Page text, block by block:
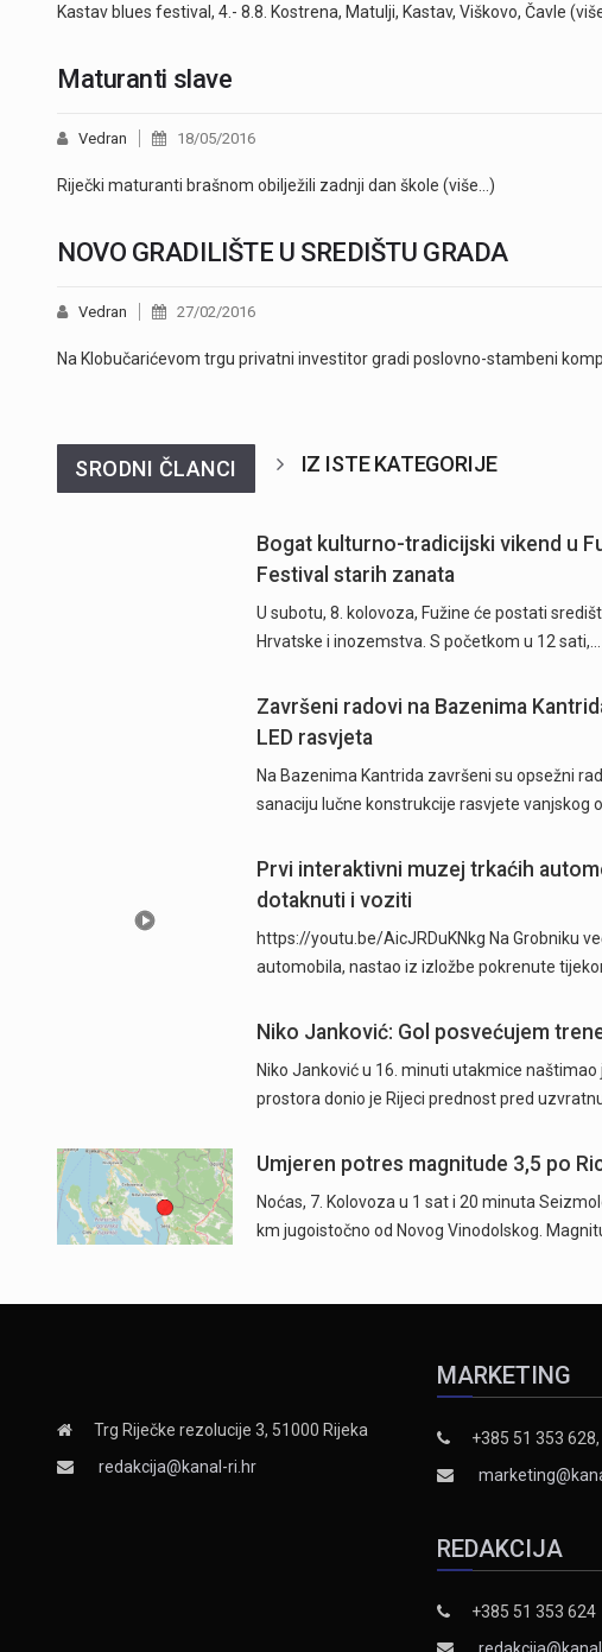
Kastav blues festival, 4.- 8.8. Kostrena, Matulji, Kastav, Viškovo, Čavle
Maturanti slave
Vedran 18/05/2016
Riječki maturanti brašnom obilježili zadnji dan škole (više…)
NOVO GRADILIŠTE U SREDIŠTU GRADA
Vedran 27/02/2016
Na Klobučarićevom trgu privatni investitor gradi poslovno-stambeni
SRODNI ČLANCI IZ ISTE KATEGORIJE
Bogat kulturno-tradicijski vikend u
Festival starih zanata
U subotu, 8. kolovoza, Fužine će postati
Hrvatske i inozemstva. S početkom u 12 sati,…
Završeni radovi na Bazenima
LED rasvjeta
Na Bazenima Kantrida završeni su opsežni
sanaciju lučne konstrukcije rasvjete vanjskog
Prvi interaktivni muzej trkaćih
dotaknuti i voziti
https://youtu.be/AicJRDuKNkg Na Grobniku
automobila, nastao iz izložbe pokrenute
Niko Janković: Gol posvećujem
Niko Janković u 16. minuti utakmice
prostora donio je Rijeci prednost pred
Umjeren potres magnitude 3,5 po
Noćas, 7. Kolovoza u 1 sat i 20 minuta
km jugoistočno od Novog Vinodolskog.
Trg Riječke rezolucije 3, 51000 Rijeka
redakcija@kanal-ri.hr
MARKETING
+385 51 353
REDAKCIJA
+385 51 353 624